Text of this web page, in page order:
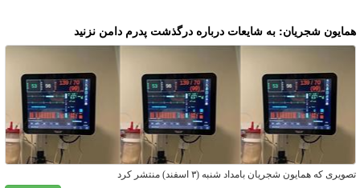
شجریان: به شایعات درباره درگذشت پدرم دامن نزنید
که همایون شجریان بامداد شنبه (۳ اسفند) منتشر کرد